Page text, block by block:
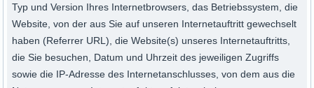
Typ und Version Ihres Internetbrowsers, das Betriebssystem, die
Website, von der aus Sie auf unseren Internetauftritt gewechselt
haben (Referrer URL), die Website(s) unseres Internetauftritts,
die Sie besuchen, Datum und Uhrzeit des jeweiligen Zugriffs
sowie die IP-Adresse des Internetanschlusses, von dem aus die